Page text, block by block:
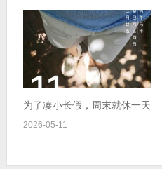
为了凑小长假，周末就休一天
2026-05-11